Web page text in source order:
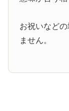
お祝いなど
ません。